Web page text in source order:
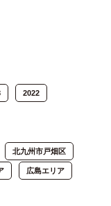
2022
北九州市戸畑区
広島エリア